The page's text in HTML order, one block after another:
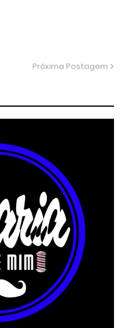
Próxima Postagem